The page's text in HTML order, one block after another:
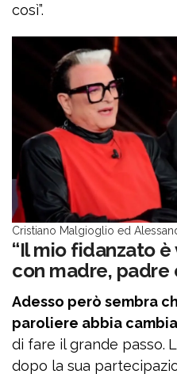
così”.
Cristiano Malgioglio ed
“Il mio fidanzato
con madre, padre
Adesso però sembra
paroliere abbia
di fare il grande passo.
dopo la sua